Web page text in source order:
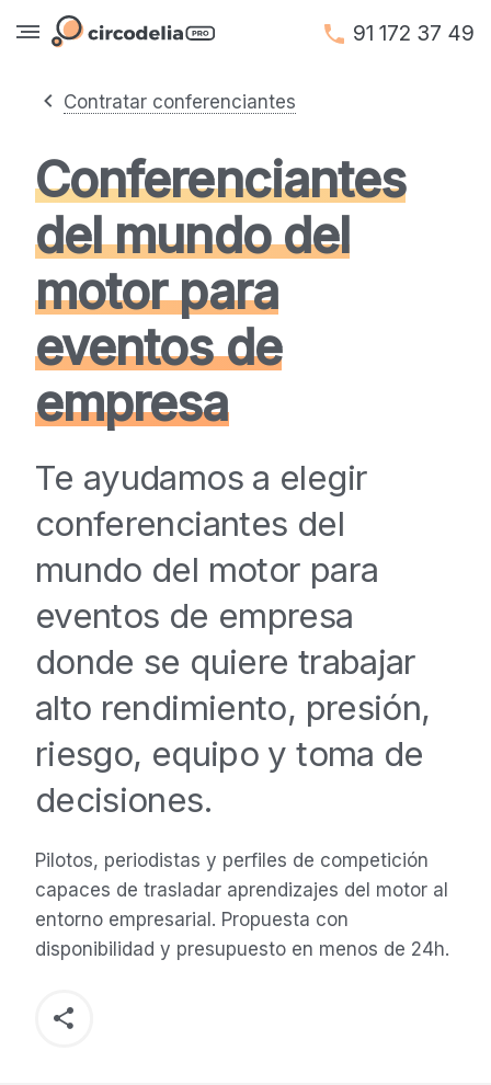
91 172 37 49
Contratar conferenciantes
Conferenciantes
del mundo del
motor para
eventos de
empresa
Te ayudamos a elegir
conferenciantes del
mundo del motor para
eventos de empresa
donde se quiere trabajar
alto rendimiento, presión,
riesgo, equipo y toma de
decisiones.
Pilotos, periodistas y perfiles de competición
capaces de trasladar aprendizajes del motor al
entorno empresarial. Propuesta con
disponibilidad y presupuesto en menos de 24h.